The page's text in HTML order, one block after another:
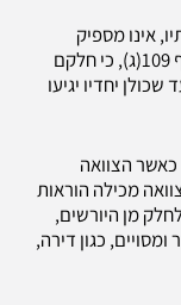
אינו מספיק
לכיסוי כל המנות שנכללו בצוואה – מורה סעיף 109(ג), כי חלקם
יחדיו יגיעו
הצוואה
מכילה הוראות
מן היורשים,
כגון דירה,